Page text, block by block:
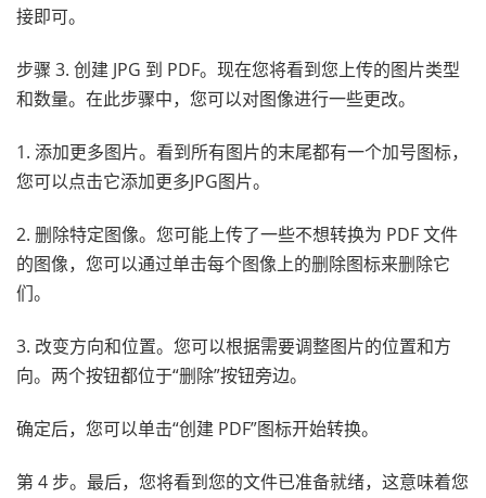
接即可。
步骤 3. 创建 JPG 到 PDF。现在您将看到您上传的图片类型
和数量。在此步骤中，您可以对图像进行一些更改。
1. 添加更多图片。看到所有图片的末尾都有一个加号图标，
您可以点击它添加更多JPG图片。
2. 删除特定图像。您可能上传了一些不想转换为 PDF 文件
的图像，您可以通过单击每个图像上的删除图标来删除它
们。
3. 改变方向和位置。您可以根据需要调整图片的位置和方
向。两个按钮都位于“删除”按钮旁边。
确定后，您可以单击“创建 PDF”图标开始转换。
第 4 步。最后，您将看到您的文件已准备就绪，这意味着您